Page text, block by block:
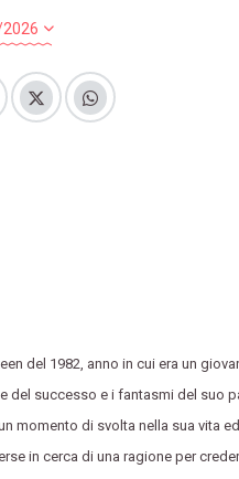
del 1982, anno in cui era un
successo e i fantasmi del suo
momento di svolta nella sua vita
in cerca di una ragione per